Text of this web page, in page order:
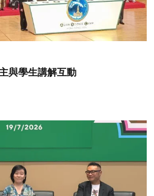
與學生講解互動